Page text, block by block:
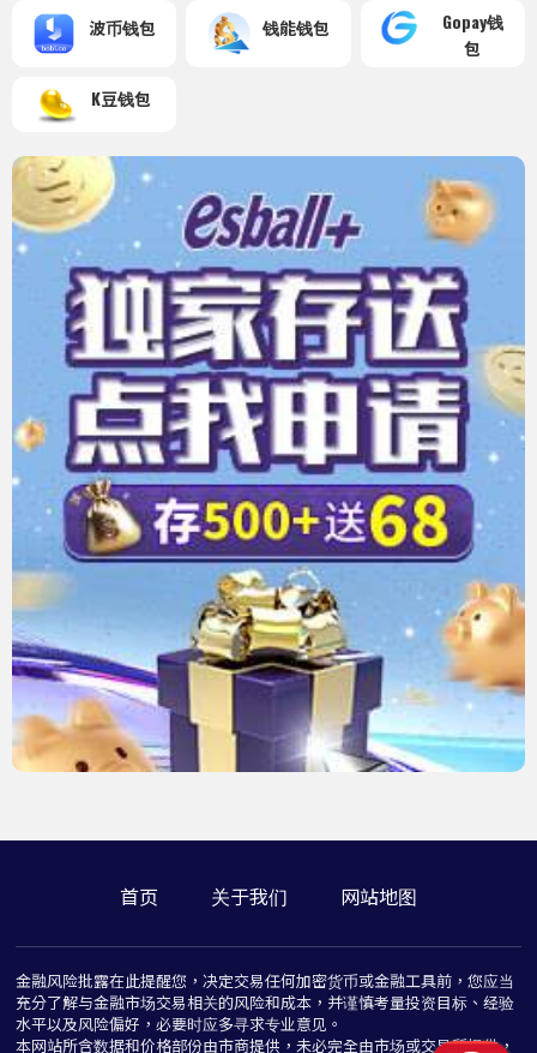
波币钱包 钱能钱包
Gopay钱
包
K豆钱包
首页 关于我们 网站地图
金融风险批露在此提醒您，决定交易任何加密货币或金融工具前，您应当
充分了解与金融市场交易相关的风险和成本，并谨慎考量投资目标、经验
水平以及风险偏好，必要时应多寻求专业意见。
本网站所含数据和价格部份由市商提供，未必完全由市场或交易所提供，